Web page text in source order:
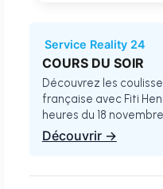
Service Reality 24
COURS DU SOIR
Découvrez les
française avec Fiti
heures du 18
Découvrir →